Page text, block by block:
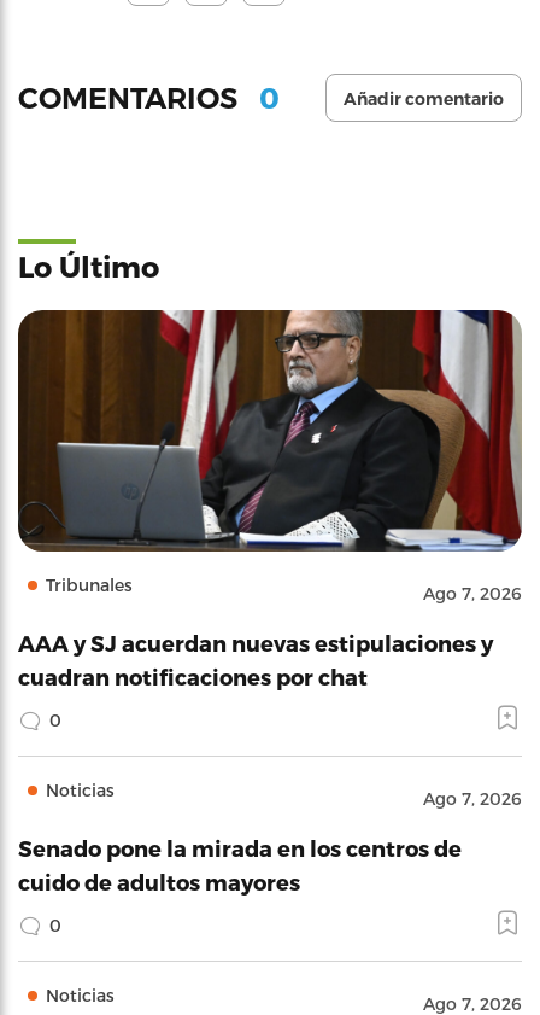
COMENTARIOS 0 Añadir comentario
Lo Último
Tribunales Ago 7, 2026
AAA y SJ acuerdan nuevas estipulaciones y
cuadran notificaciones por chat
0
Noticias Ago 7, 2026
Senado pone la mirada en los centros de
cuido de adultos mayores
0
Noticias Ago 7, 2026